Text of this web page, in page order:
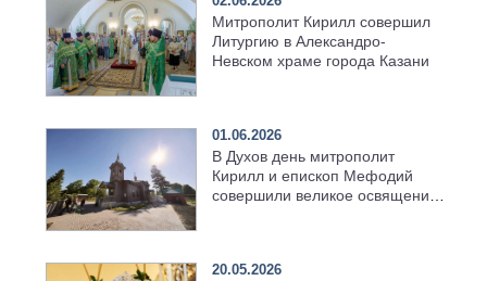
Митрополит Кирилл совершил
Литургию в Александро-
Невском храме города Казани
01.06.2026
В Духов день митрополит
Кирилл и епископ Мефодий
совершили великое освящение
20.05.2026